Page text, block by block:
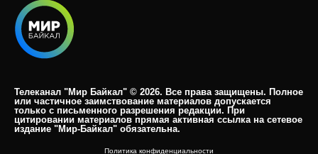
Телеканал "Мир Байкал" © 2026. Все права защищены. Полное
или частичное заимствование материалов допускается
только с письменного разрешения редакции. При
цитировании материалов прямая активная ссылка на сетевое
издание "Мир-Байкал" обязательна.​
Политика конфиденциальности